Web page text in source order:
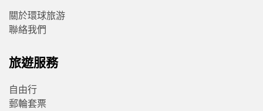
關於環球旅游
聯絡我們
旅遊服務
自由行
郵輪套票